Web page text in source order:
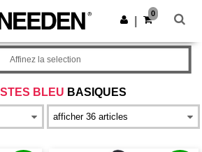
l’app !
Obtenir l'appli
0
BLEU BASIQUES
Affinez la selection